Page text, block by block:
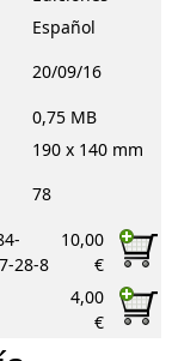
Español
20/09/16
0,75 MB
190 x 140 mm
78
28-8
10,00
€
4,00
€